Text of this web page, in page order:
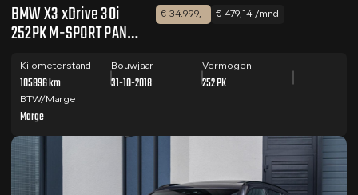
BMW X3 xDrive 30i
252PK M-SPORT PANO
€ 34.999,- € 479,14 /mnd
Kilometerstand
105896 km
Bouwjaar
31-10-2018
Vermogen
252 PK
BTW/Marge
Marge